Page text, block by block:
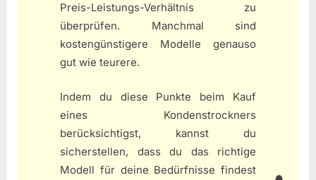
Preis-Leistungs-Verhältnis zu
überprüfen. Manchmal sind
kostengünstigere Modelle genauso
gut wie teurere.
Indem du diese Punkte beim Kauf
eines Kondenstrockners
berücksichtigst, kannst du
sicherstellen, dass du das richtige
Modell für deine Bedürfnisse findest